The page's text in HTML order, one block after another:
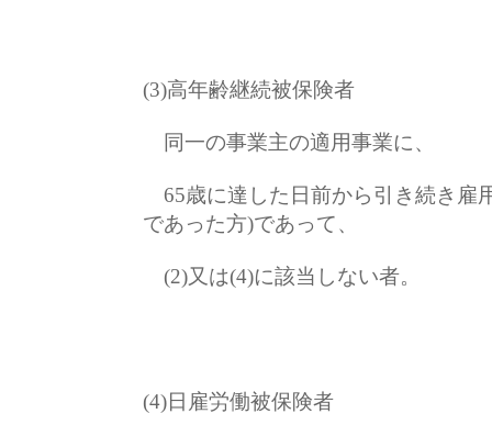
(3)高年齢継続被保険者
同一の事業主の適用事業に、
65歳に達した日前から引き続き
であった方)であって、
(2)又は(4)に該当しない者。
(4)日雇労働被保険者